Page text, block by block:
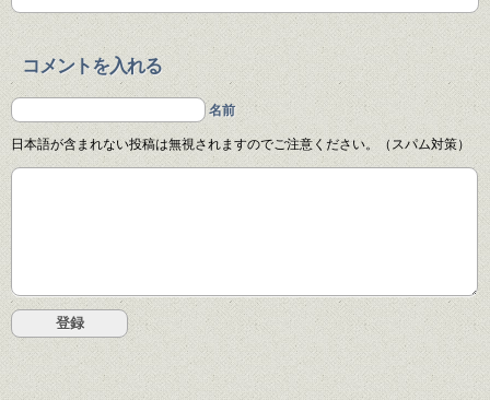
コメントを入れる
名前
日本語が含まれない投稿は無視されますのでご注意ください。（スパム対策）